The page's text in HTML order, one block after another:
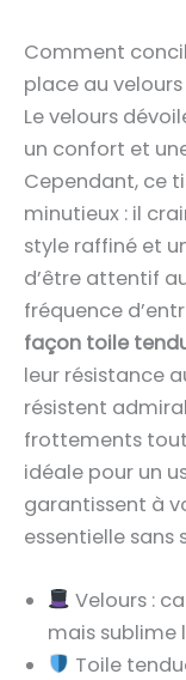
Comment
place au
Le velours
un confort et
Cependant, ce
minutieux : il
style raffiné et
d’être attentif
fréquence
façon toile
leur résistance
résistent
frottements
idéale pour un
garantissent à
essentielle sans
Velours :
mais sublime
Toile